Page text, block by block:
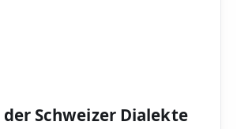
Schweizer Dialekte